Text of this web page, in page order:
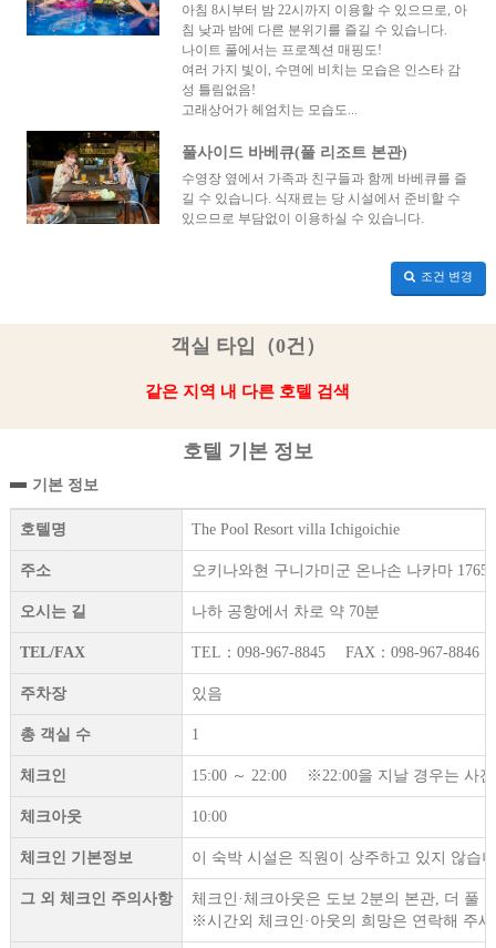
아침 8시부터 밤 22시까지 이용할 수 있으므로, 아
침 낮과 밤에 다른 분위기를 즐길 수 있습니다.
나이트 풀에서는 프로젝션 매핑도!
여러 가지 빛이, 수면에 비치는 모습은 인스타 감
성 틀림없음!
고래상어가 헤엄치는 모습도...
풀사이드 바베큐(풀 리조트 본관)
수영장 옆에서 가족과 친구들과 함께 바베큐를 즐
길 수 있습니다. 식재료는 당 시설에서 준비할 수
있으므로 부담없이 이용하실 수 있습니다.
조건 변경
객실 타입（0건）
같은 지역 내 다른 호텔 검색
호텔 기본 정보
기본 정보
호텔명 The Pool Resort villa Ichigoichie
주소 오키나와현 구니가미군 온나손 나카마 1765-
오시는 길 나하 공항에서 차로 약 70분
TEL/FAX TEL：098-967-8845 FAX：098-967-8846
주차장 있음
총 객실 수 1
체크인 15:00 ～ 22:00 ※22:00을 지날 경우는 사
체크아웃 10:00
체크인 기본정보 이 숙박 시설은 직원이 상주하고 있지 않습
그 외 체크인 주의사항
체크인·체크아웃은 도보 2분의 본관, 더 풀
※시간외 체크인·아웃의 희망은 연락해 주